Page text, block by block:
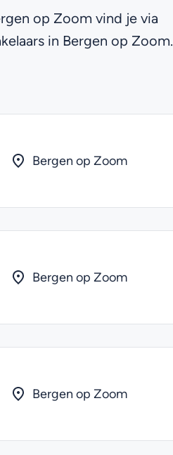
op Zoom vind je via
in Bergen op Zoom.
Bergen op Zoom
Bergen op Zoom
Bergen op Zoom